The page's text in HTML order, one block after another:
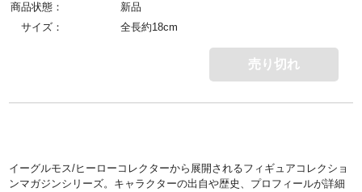
商品状態：
新品
サイズ：
全長約18cm
売り切れ
イーグルモス/ヒーローコレクターから展開されるフィギュアコレクショ
ンマガジンシリーズ。キャラクターの出自や歴史、プロフィールが詳細